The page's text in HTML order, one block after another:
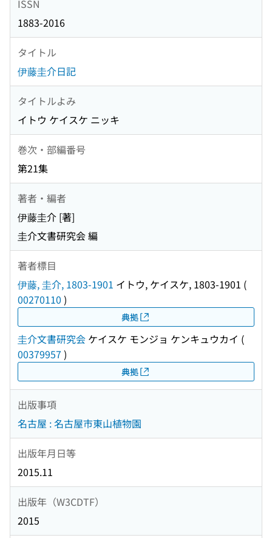
ISSN
1883-2016
タイトル
伊藤圭介日記
タイトルよみ
イトウ ケイスケ ニッキ
巻次・部編番号
第21集
著者・編者
伊藤圭介 [著]
圭介文書研究会 編
著者標目
伊藤, 圭介, 1803-1901 イトウ, ケイスケ, 1803-1901 (
00270110 )
典拠
圭介文書研究会 ケイスケ モンジョ ケンキュウカイ (
00379957 )
典拠
出版事項
名古屋 : 名古屋市東山植物園
出版年月日等
2015.11
出版年（W3CDTF）
2015